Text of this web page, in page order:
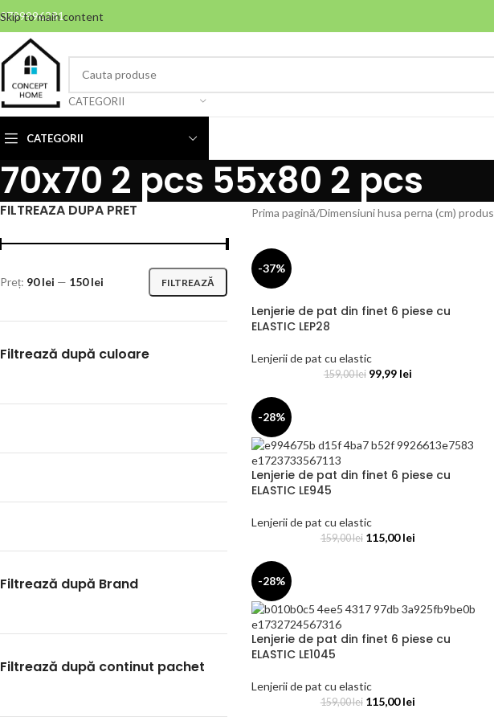
Skip to main content
0799996381
CATEGORII
CATEGORII
70x70 2 pcs 55x80 2 pcs
FILTREAZA DUPA PRET
FILTREAZĂ
Preț: 90 lei — 150 lei
Filtrează după culoare
Filtrează după Brand
Filtrează după continut pachet
Prima pagină Dimensiuni husa perna (cm) produs
-37%
Lenjerie de pat din finet 6 piese cu
ELASTIC LEP28
Lenjerii de pat cu elastic
159,00lei 99,99 lei
-28%
Lenjerie de pat din finet 6 piese cu
ELASTIC LE945
Lenjerii de pat cu elastic
159,00lei 115,00lei
-28%
Lenjerie de pat din finet 6 piese cu
ELASTIC LE1045
Lenjerii de pat cu elastic
159,00lei 115,00lei